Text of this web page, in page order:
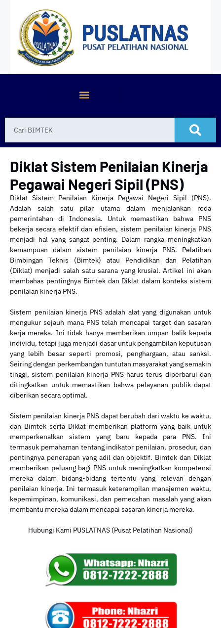
Diklat Sistem Penilaian Kinerja
Pegawai Negeri Sipil (PNS)
Diklat Sistem Penilaian Kinerja Pegawai Negeri Sipil (PNS).
Adalah salah satu pilar utama dalam menjalankan roda
pemerintahan di Indonesia. Untuk memastikan bahwa PNS
bekerja secara efektif dan efisien, sistem penilaian kinerja PNS
menjadi hal yang sangat penting. Dalam rangka meningkatkan
kemampuan dalam sistem penilaian kinerja PNS. Pelatihan
Bimbingan Teknis (Bimtek) atau Pendidikan dan Pelatihan
(Diklat) menjadi salah satu sarana yang krusial. Artikel ini akan
membahas pentingnya Bimtek dan Diklat dalam konteks sistem
penilaian kinerja PNS.
Sistem penilaian kinerja PNS adalah alat yang digunakan untuk
mengukur sejauh mana PNS telah mencapai target dan sasaran
kerja mereka. Ini tidak hanya memberikan umpan balik kepada
individu, tetapi juga menjadi dasar untuk pengambilan keputusan
yang lebih besar seperti promosi, penghargaan, atau sanksi.
Seiring dengan perkembangan tuntutan masyarakat yang semakin
tinggi, sistem penilaian kinerja PNS harus terus diperbarui dan
ditingkatkan untuk memastikan bahwa pelayanan publik dapat
diberikan secara optimal.
Sistem penilaian kinerja PNS dapat berubah dari waktu ke waktu,
dan Bimtek serta Diklat memberikan platform yang baik untuk
memperkenalkan sistem yang baru kepada para PNS. Ini
termasuk pemahaman tentang indikator penilaian, prosedur, dan
pentingnya penerapan yang adil dan objektif. Bimtek dan Diklat
memberikan peluang bagi PNS untuk meningkatkan kompetensi
mereka dalam bidang-bidang tertentu yang relevan dengan
penilaian kinerja. Ini termasuk keterampilan manajemen waktu,
kepemimpinan, komunikasi, dan pemecahan masalah yang akan
membantu mereka dalam mencapai sasaran kinerja mereka.
Hubungi Kami PUSLATNAS (Pusat Pelatihan Nasional)